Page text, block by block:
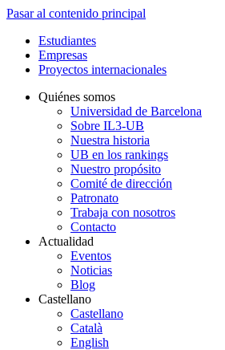
Pasar al contenido principal
Estudiantes
Empresas
Proyectos internacionales
Quiénes somos
Universidad de Barcelona
Sobre IL3-UB
Nuestra historia
UB en los rankings
Nuestro propósito
Comité de dirección
Patronato
Trabaja con nosotros
Contacto
Actualidad
Eventos
Noticias
Blog
Castellano
Castellano
Català
English